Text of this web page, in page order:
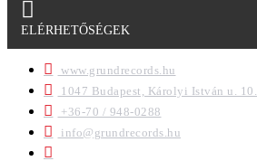
ELÉRHETŐSÉGEK
www.grundrecords.hu
1047 Budapest, Károlyi István u. 10.
+36-70 / 948-0288
info@grundrecords.hu